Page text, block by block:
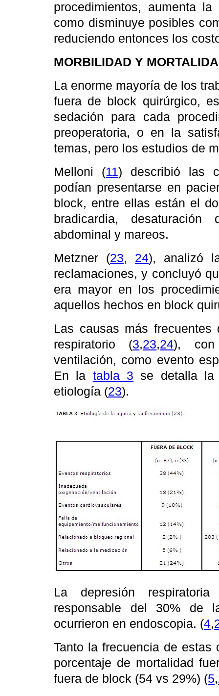
procedimientos, aumenta
como disminuye posibles
reduciendo entonces los
MORBILIDAD Y
La enorme mayoría de los
fuera de block quirúrgico,
sedación para cada
preoperatoria, o en la
temas, pero los estudios de
Melloni (11) describió las
podían presentarse en
block, entre ellas están el
bradicardia,
abdominal y mareos.
Metzner (23, 24), analizó
reclamaciones, y concluyó
era mayor en los
aquellos hechos en block
Las causas más
respiratorio (3,23,24), con
ventilación, como evento
En la tabla 3 se detalla la
etiología (23).
La depresión
responsable del 30% de
ocurrieron en endoscopia. (4,
Tanto la frecuencia de estas
porcentaje de mortalidad
fuera de block (54 vs 29%) (5,